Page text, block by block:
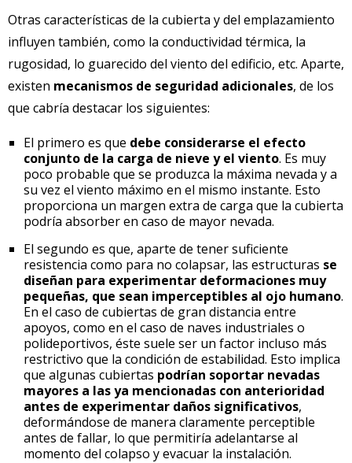
Otras características de la cubierta y del emplazamiento
influyen también, como la conductividad térmica, la
rugosidad, lo guarecido del viento del edificio, etc. Aparte,
existen mecanismos de seguridad adicionales, de los
que cabría destacar los siguientes:
El primero es que debe considerarse el efecto
conjunto de la carga de nieve y el viento. Es muy
poco probable que se produzca la máxima nevada y a
su vez el viento máximo en el mismo instante. Esto
proporciona un margen extra de carga que la cubierta
podría absorber en caso de mayor nevada.
El segundo es que, aparte de tener suficiente
resistencia como para no colapsar, las estructuras se
diseñan para experimentar deformaciones muy
pequeñas, que sean imperceptibles al ojo humano.
En el caso de cubiertas de gran distancia entre
apoyos, como en el caso de naves industriales o
polideportivos, éste suele ser un factor incluso más
restrictivo que la condición de estabilidad. Esto implica
que algunas cubiertas podrían soportar nevadas
mayores a las ya mencionadas con anterioridad
antes de experimentar daños significativos,
deformándose de manera claramente perceptible
antes de fallar, lo que permitiría adelantarse al
momento del colapso y evacuar la instalación.